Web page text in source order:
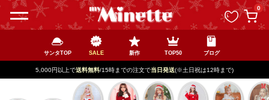
0
サンタTOP SALE 新作 TOP50 ブログ
5,000円以上で送料無料/15時までの注文で当日発送(※土日祝は12時まで)
ペー
ジト
ップ